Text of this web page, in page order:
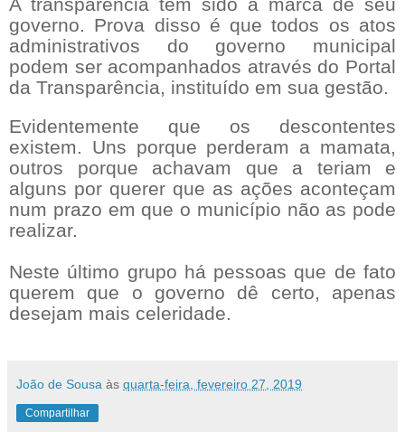
A transparência tem sido a marca de seu
governo. Prova disso é que todos os atos
administrativos do governo municipal
podem ser acompanhados através do Portal
da Transparência, instituído em sua gestão.
Evidentemente que os descontentes
existem. Uns porque perderam a mamata,
outros porque achavam que a teriam e
alguns por querer que as ações aconteçam
num prazo em que o município não as pode
realizar.
Neste último grupo há pessoas que de fato
querem que o governo dê certo, apenas
desejam mais celeridade.
João de Sousa às quarta-feira, fevereiro 27, 2019
Compartilhar